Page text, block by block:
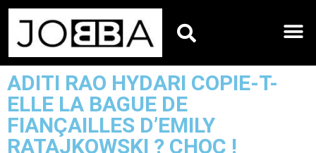
ADITI RAO HYDARI COPIE-T-
ELLE LA BAGUE DE
FIANÇAILLES D’EMILY
RATAJKOWSKI ? CHOC !